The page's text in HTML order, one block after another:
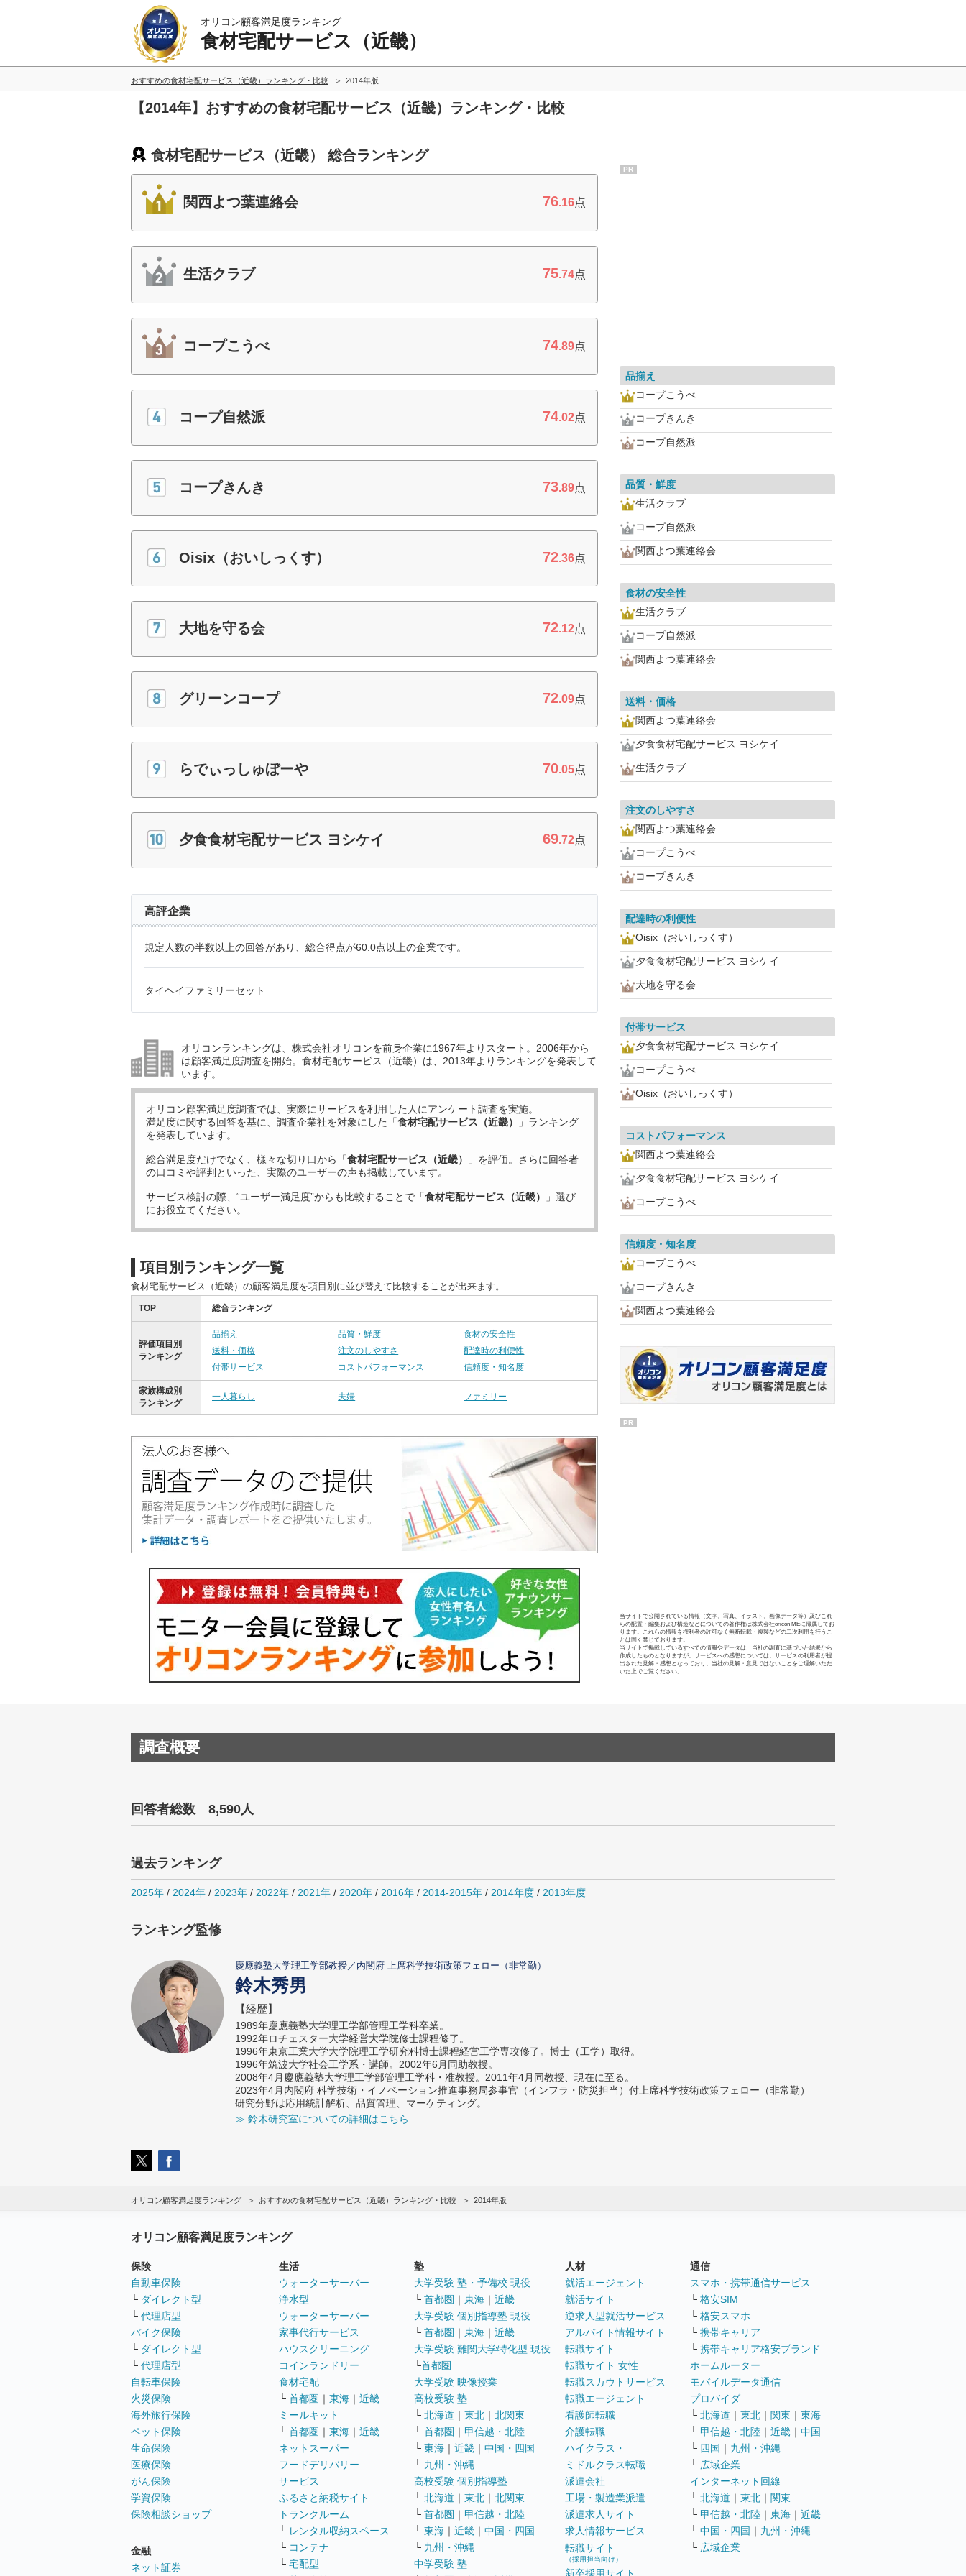
オリコン顧客満足度ランキング
食材宅配サービス（近畿）
おすすめの食材宅配サービス（近畿）ランキング・比較 2014年版
【2014年】おすすめの食材宅配サービス（近畿）ランキング・比較
食材宅配サービス（近畿） 総合ランキング
関西よつ葉連絡会 76.16点
生活クラブ 75.74点
コープこうべ 74.89点
コープ自然派 74.02点
コープきんき 73.89点
Oisix（おいしっくす） 72.36点
大地を守る会 72.12点
グリーンコープ 72.09点
らでぃっしゅぼーや 70.05点
夕食食材宅配サービス ヨシケイ 69.72点
高評企業
規定人数の半数以上の回答があり、総合得点が60.0点以上の企業です。
タイヘイファミリーセット
オリコンランキングは、株式会社オリコンを前身企業に1967年よりスタート。2006年から
は顧客満足度調査を開始。食材宅配サービス（近畿）は、2013年よりランキングを発表して
います。
オリコン顧客満足度調査では、実際にサービスを利用した 人にアンケート調査を実施。
満足度に関する回答を基に、調査企業社を対象にした「食材宅配サービス（近畿）
」ランキング
を発表しています。
総合満足度だけでなく、様々な切り口から「食材宅配サービス（近畿）
」を評価。さらに回答者
の口コミや評判といった、実際のユーザーの声も掲載しています。
サービス検討の際、“ユーザー満足度”からも比較することで「食材宅配サービス（近畿）
」選び
にお役立てください。
項目別ランキング一覧
食材宅配サービス（近畿）の顧客満足度を項目別に並び替えて比較することが出来ます。
TOP 総合ランキング
評価項目別
ランキング
品揃え 品質・鮮度
食材の安全性
送料・価格
注文のしやすさ
配達時の利便性
付帯サービス
コストパフォーマンス 信頼度・知名度
家族構成別
ランキング
一人暮らし 夫婦 ファミリー
PR
品揃え
コープこうべ
コープきんき
コープ自然派
品質・鮮度
生活クラブ
コープ自然派
関西よつ葉連絡会
食材の安全性
生活クラブ
コープ自然派
関西よつ葉連絡会
送料・価格
関西よつ葉連絡会
夕食食材宅配サービス ヨシケイ
生活クラブ
注文のしやすさ
関西よつ葉連絡会
コープこうべ
コープきんき
配達時の利便性
Oisix（おいしっくす）
夕食食材宅配サービス ヨシケイ
大地を守る会
付帯サービス
夕食食材宅配サービス ヨシケイ
コープこうべ
Oisix（おいしっくす）
コストパフォーマンス
関西よつ葉連絡会
夕食食材宅配サービス ヨシケイ
コープこうべ
信頼度・知名度
コープこうべ
コープきんき
関西よつ葉連絡会
PR
当サイトで公開されている情報（文字、写真、イラスト、画像データ等）及びこれ
らの配置・編集および構造などについての著作権は株式会社oricon MEに帰属してお
ります。これらの情報を権利者の許可なく無断転載・複製などの二次利用を行うこ
とは固く禁じております。
当サイトで掲載しているすべての情報やデータは、当社の調査に基づいた結果から
作成したものとなりますが、サービスへの感想については、サービスの利用者が提
出された見解・感想となっており、当社の見解・意見ではないことをご理解いただ
いた上でご覧ください。
調査概要
回答者総数 8,590人
過去ランキング
2025年 / 2024年 / 2023年 / 2022年 / 2021年 / 2020年 / 2016年 / 2014-2015年 / 2014年度 / 2013年度
ランキング監修
慶應義塾大学理工学部教授／内閣府 上席科学技術政策フェロー（非常勤）
鈴木秀男
【経歴】
1989年慶應義塾大学理工学部管理工学科卒業。
1992年ロチェスター大学経営大学院修士課程修了。
1996年東京工業大学大学院理工学研究科博士課程経営工学専攻修了。博士（工学）取得。
1996年筑波大学社会工学系・講師。2002年6月同助教授。
2008年4月慶應義塾大学理工学部管理工学科・准教授。2011年4月同教授、現在に至る。
2023年4月内閣府 科学技術・イノベーション推進事務局参事官（インフラ・防災担当）付上席科学技術政策フェロー（非常勤）
研究分野は応用統計解析、品質管理、マーケティング。
≫ 鈴木研究室についての詳細はこちら
オリコン顧客満足度ランキング おすすめの食材宅配サービス（近畿）ランキング・比較 2014年版
オリコン顧客満足度ランキング
保険
自動車保険
└ ダイレクト型
└ 代理店型
バイク保険
└ ダイレクト型
└ 代理店型
自転車保険
火災保険
海外旅行保険
ペット保険
生命保険
医療保険
がん保険
学資保険
保険相談ショップ
金融
ネット証券
生活
ウォーターサーバー
浄水型
ウォーターサーバー
家事代行サービス
ハウスクリーニング
コインランドリー
食材宅配
└ 首都圏 ｜ 東海 ｜ 近畿
ミールキット
└ 首都圏 ｜ 東海 ｜ 近畿
ネットスーパー
フードデリバリー
サービス
ふるさと納税サイト
トランクルーム
└ レンタル収納スペース
└ コンテナ
└ 宅配型
塾
大学受験 塾・予備校 現役
└ 首都圏 ｜ 東海 ｜ 近畿
大学受験 個別指導塾 現役
└ 首都圏 ｜ 東海 ｜ 近畿
大学受験 難関大学特化型 現役
└首都圏
大学受験 映像授業
高校受験 塾
└ 北海道 ｜ 東北 ｜ 北関東
└ 首都圏 ｜ 甲信越・北陸
└ 東海 ｜ 近畿 ｜ 中国・四国
└ 九州・沖縄
高校受験 個別指導塾
└ 北海道 ｜ 東北 ｜ 北関東
└ 首都圏 ｜ 甲信越・北陸
└ 東海 ｜ 近畿 ｜ 中国・四国
└ 九州・沖縄
中学受験 塾
人材
就活エージェント
就活サイト
逆求人型就活サービス
アルバイト情報サイト
転職サイト
転職サイト 女性
転職スカウトサービス
転職エージェント
看護師転職
介護転職
ハイクラス・
ミドルクラス転職
派遣会社
工場・製造業派遣
派遣求人サイト
求人情報サービス
転職サイト
（採用担当向け）
新卒採用サイト
通信
スマホ・携帯通信サービス
└ 格安SIM
└ 格安スマホ
└ 携帯キャリア
└ 携帯キャリア格安ブランド
ホームルーター
モバイルデータ通信
プロバイダ
└ 北海道 ｜ 東北 ｜ 関東 ｜ 東海
└ 甲信越・北陸 ｜ 近畿 ｜ 中国
└ 四国 ｜ 九州・沖縄
└ 広域企業
インターネット回線
└ 北海道 ｜ 東北 ｜ 関東
└ 甲信越・北陸 ｜ 東海 ｜ 近畿
└ 中国・四国 ｜ 九州・沖縄
└ 広域企業